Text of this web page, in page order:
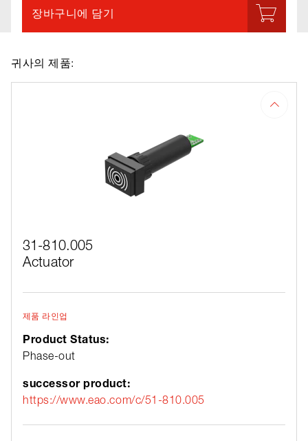
장바구니에 담기
귀사의 제품:
31-810.005
Actuator
제품 라인업
Product Status:
Phase-out
successor product:
https://www.eao.com/c/51-810.005